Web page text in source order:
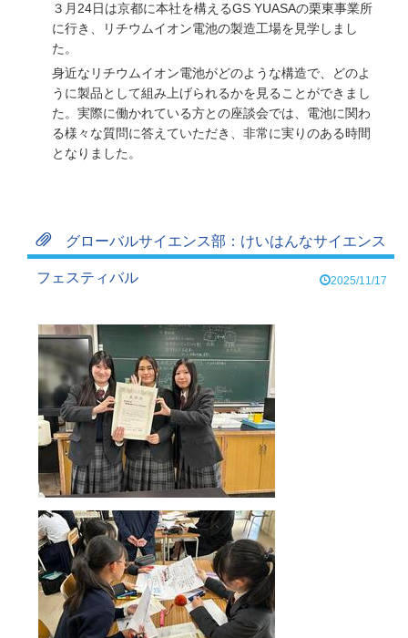
３月24日は京都に本社を構えるGS YUASAの栗東事業所
に行き、リチウムイオン電池の製造工場を見学しまし
た。
身近なリチウムイオン電池がどのような構造で、どのよ
うに製品として組み上げられるかを見ることができまし
た。実際に働かれている方との座談会では、電池に関わ
る様々な質問に答えていただき、非常に実りのある時間
となりました。
グローバルサイエンス部：けいはんなサイエンス
フェスティバル 2025/11/17